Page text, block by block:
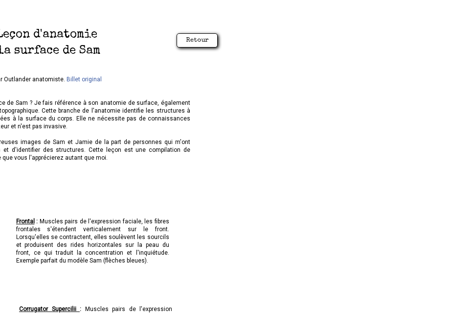
d'anatomie
surface de Sam
Retour
Outlander anatomiste. Billet original
de Sam ? Je fais référence à son anatomie de surface, également
Cette branche de l'anatomie identifie les structures à
à la surface du corps. Elle ne nécessite pas de connaissances
et n'est pas invasive.
images de Sam et Jamie de la part de personnes qui m'ont
et d'identifier des structures. Cette leçon est une compilation de
vous l'apprécierez autant que moi.
Frontal : Muscles pairs de l'expression faciale, les fibres
frontales s'étendent verticalement sur le front.
Lorsqu'elles se contractent, elles soulèvent les sourcils
et produisent des rides horizontales sur la peau du
front, ce qui traduit la concentration et l'inquiétude.
Exemple parfait du modèle Sam (flèches bleues).
Corrugator Supercilii :
Muscles pairs de l'expression